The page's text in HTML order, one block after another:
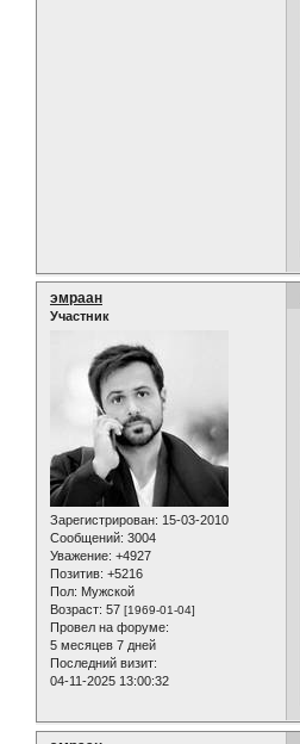
эмраан
Участник
Зарегистрирован: 15-03-2010
Сообщений: 3004
Уважение: +4927
Позитив: +5216
Пол: Мужской
Возраст: 57 [1969-01-04]
Провел на форуме:
5 месяцев 7 дней
Последний визит:
04-11-2025 13:00:32